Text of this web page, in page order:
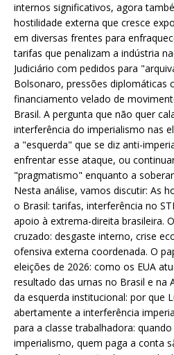
internos significativos, agora
hostilidade externa que cresce
em diversas frentes para
tarifas que penalizam a indústria
Judiciário com pedidos para
Bolsonaro, pressões diplomáticas
financiamento velado de
Brasil. A pergunta que não quer
interferência do imperialismo nas
a "esquerda" que se diz anti-
enfrentar esse ataque, ou
"pragmatismo" enquanto a
Nesta análise, vamos discutir: As
o Brasil: tarifas, interferência no
apoio à extrema-direita brasileira.
cruzado: desgaste interno, crise
ofensiva externa coordenada. O
eleições de 2026: como os EUA
resultado das urnas no Brasil e na
da esquerda institucional: por que
abertamente a interferência
para a classe trabalhadora:
imperialismo, quem paga a conta